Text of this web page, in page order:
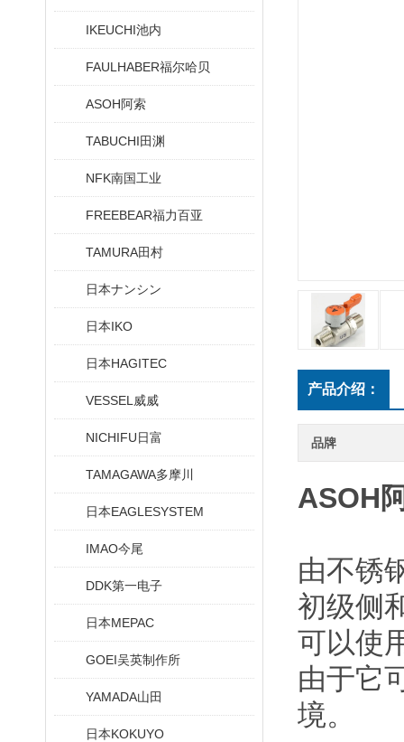
IKEUCHI池内
FAULHABER福尔哈贝
ASOH阿索
TABUCHI田渊
NFK南国工业
FREEBEAR福力百亚
TAMURA田村
日本ナンシン
日本IKO
日本HAGITEC
VESSEL威威
NICHIFU日富
TAMAGAWA多摩川
日本EAGLESYSTEM
IMAO今尾
DDK第一电子
日本MEPAC
GOEI吴英制作所
YAMADA山田
日本KOKUYO
产品介绍：
品牌
ASOH
由不锈
初级侧
可以使
由于它
境。